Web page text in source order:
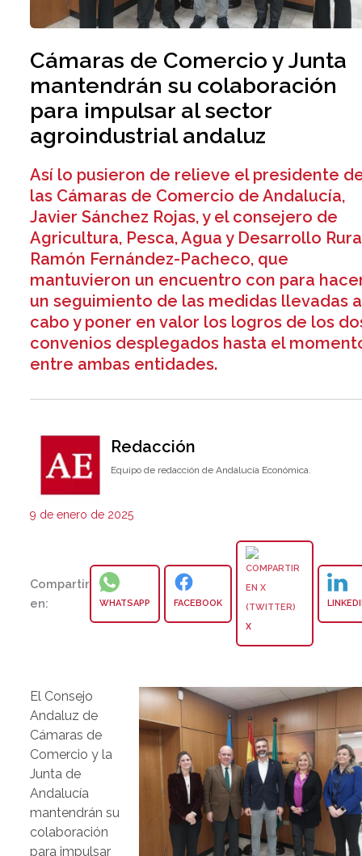
Cámaras de Comercio y Junta
mantendrán su colaboración
para impulsar al sector
agroindustrial andaluz
Así lo pusieron de relieve el presidente
las Cámaras de Comercio de Andalucía,
Javier Sánchez Rojas, y el consejero de
Agricultura, Pesca, Agua y Desarrollo
Ramón Fernández-Pacheco, que
mantuvieron un encuentro con para
un seguimiento de las medidas llevadas a
cabo y poner en valor los logros de los
convenios desplegados hasta el
entre ambas entidades.
Redacción
Equipo de redacción de Andalucía Económica.
9 de enero de 2025
Compartir
en:
WHATSAPP FACEBOOK
X
El Consejo
Andaluz de
Cámaras de
Comercio y la
Junta de
Andalucía
mantendrán su
colaboración
para impulsar